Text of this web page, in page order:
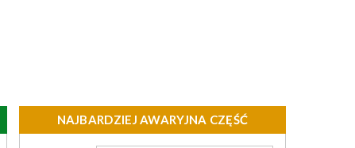
NAJBARDZIEJ AWARYJNA CZĘŚĆ